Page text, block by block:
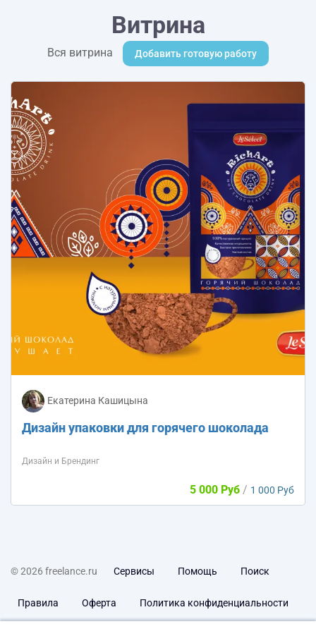
Витрина
Вся витрина Добавить готовую работу
Екатерина Кашицына
Дизайн упаковки для горячего шоколада
Дизайн и Брендинг
5 000 Руб / 1 000 Руб
© 2026 freelance.ru Сервисы Помощь Поиск
Правила Оферта Политика конфиденциальности